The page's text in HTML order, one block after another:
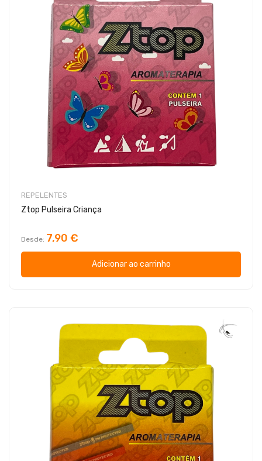
REPELENTES
Ztop Pulseira Criança
Desde 7,90 €
Adicionar ao carrinho